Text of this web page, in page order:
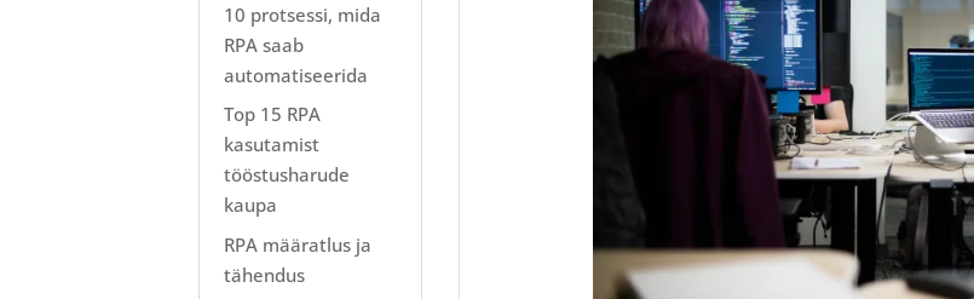
10 protsessi, mida
RPA saab
automatiseerida
Top 15 RPA
kasutamist
tööstusharude
kaupa
RPA määratlus ja
tähendus